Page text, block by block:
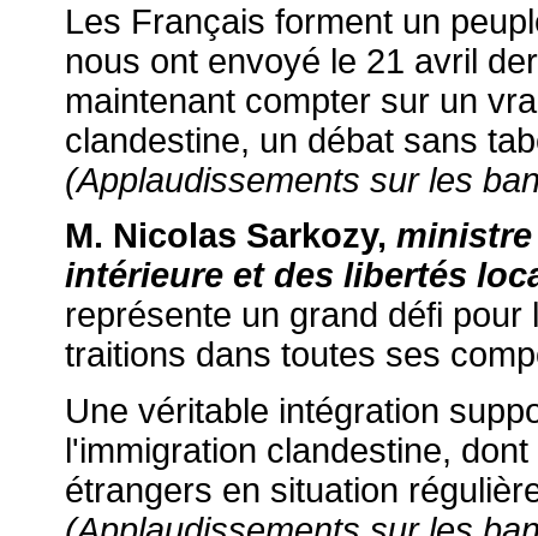
Les Français forment un
nous ont envoyé le 21 avril
maintenant compter sur un
clandestine, un débat sans
(Applaudissements sur les
M. Nicolas Sarkozy,
intérieure et des libertés
représente un grand défi
traitions dans toutes ses
Une véritable intégration
l'immigration clandestine,
étrangers en situation